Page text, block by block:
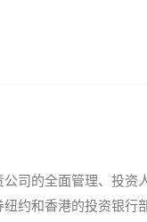
司的全面管理、投
约和香港的投资银